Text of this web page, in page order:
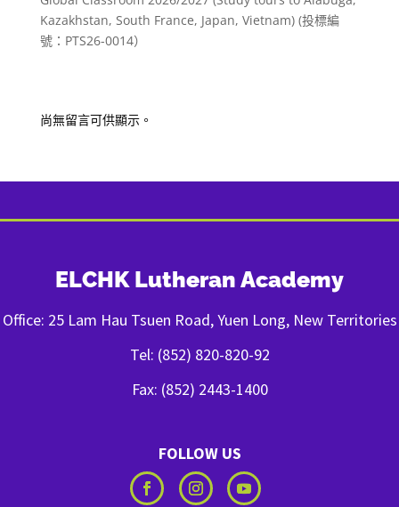
Kazakhstan, South France, Japan, Vietnam) (投標編
號：PTS26-0014）
尚無留言可供顯示。
ELCHK Lutheran Academy
Office: 25 Lam Hau Tsuen Road, Yuen Long, New Territories
Tel: (852) 820-820-92
Fax: (852) 2443-1400
FOLLOW US